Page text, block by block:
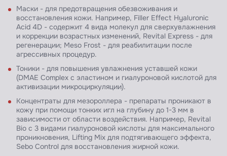
Маски - для предотвращения обезвоживания и
восстановления кожи. Например, Filler Effect Hyaluronic
Acid 4D - содержит 4 вида молекул для сверхувлажнения
и коррекции возрастных изменений, Revital Express - для
регенерации; Meso Frost - для реабилитации после
агрессивных процедур.
Тоники - для повышения увлажнения уставшей кожи
(DMAE Complex c эластином и гиалуроновой кислотой для
активизации микроциркуляции).
Концентраты для мезороллера - препараты проникают в
кожу при помощи тонких игл на глубину до 1-3 мм в
зависимости от области воздействия. Например, Revital
Bio с 3 видами гиалуроновой кислоты для максимального
проникновения, Lifting Mix для подтягивающего эффекта,
Sebo Control для восстановления жирной кожи.